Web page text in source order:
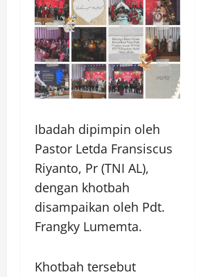
Ibadah dipimpin oleh
Pastor Letda Fransiscus
Riyanto, Pr (TNI AL),
dengan khotbah
disampaikan oleh Pdt.
Frangky Lumemta.
Khotbah tersebut